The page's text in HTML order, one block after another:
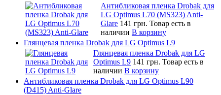
Антибликовая пленка Drobak для
LG Optimus L70 (MS323) Anti-
Glare 141 грн. Товар есть в
наличии В корзину
Глянцевая пленка Drobak для LG Optimus L9
Глянцевая пленка Drobak для LG
Optimus L9 141 грн. Товар есть в
наличии В корзину
Антибликовая пленка Drobak для LG Optimus L90
(D415) Anti-Glare